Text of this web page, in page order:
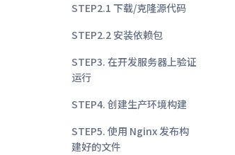
STEP2.1 下载/克隆源代码
STEP2.2 安装依赖包
STEP3. 在开发服务器上验证
运行
STEP4. 创建生产环境构建
STEP5. 使用 Nginx 发布构
建好的文件